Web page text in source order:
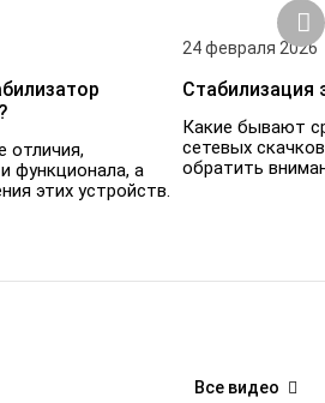
отличия,
функционала, а
этих устройств.
24 февраля 2026
Стабилизация
Какие бывают
сетевых
обратить
Все видео